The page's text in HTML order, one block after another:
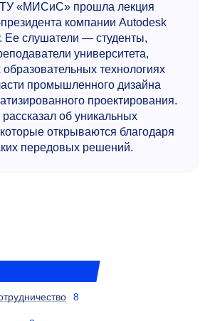
«МИСиС» прошла лекция
компании Autodesk
Ее слушатели — студенты,
университета,
технологиях
промышленного дизайна
проектирования.
об уникальных
открываются благодаря
передовых решений.
8